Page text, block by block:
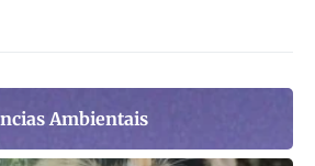
Ambientais